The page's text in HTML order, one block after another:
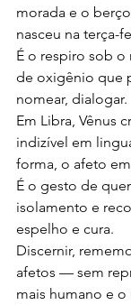
morada e o
nasceu na terça-
É o respiro sob
de oxigênio que
nomear, dialogar.
Em Libra, Vênus
indizível em
forma, o afeto
É o gesto de
isolamento e
espelho e cura.
Discernir,
afetos — sem
mais humano e o